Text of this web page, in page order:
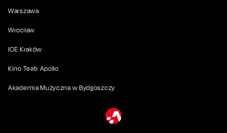
Warszawa
Wrocław
ICE Kraków
Kino Teatr Apollo
Akademia Muzyczna w Bydgoszczy